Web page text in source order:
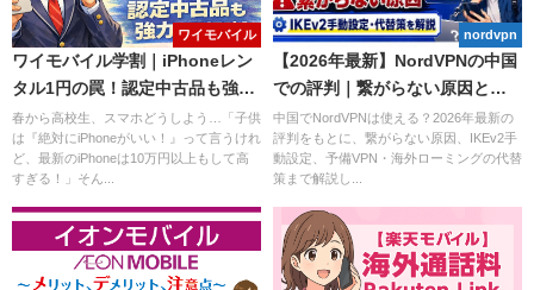
ワイモバイル
ワイモバイル学割｜iPhoneレン
タル1円の罠！認定中古品も強力
な選択肢！
春から高校生、スマホどうしよう…「子供
は『絶対にiPhoneがいい！』って言うけれ
ど、最新のiPhoneは10万円以上もして高
すぎる！」そん...
nordvpn
【2026年最新】NordVPNの中国
での評判｜繋がらない原因と
IKEv2手動設定・代替策を解説
中国でNordVPNは使える？2026年最新の
評判をもとに、繋がらない原因、IKEv2手
動設定、予備VPN・海外ローミングの代替
策まで解説し...